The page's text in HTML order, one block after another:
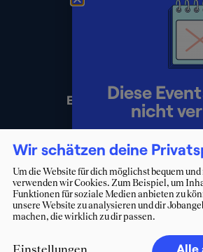
Presse
Impressum
Datenschutz
Erklärung zur
Wir schätzen deine
Um die Website für dich möglichst bequem
verwenden wir Cookies. Zum Beispiel, um
Funktionen für soziale Medien anbieten zu
unsere Website zu analysieren und dir
machen, die wirklich zu dir passen.
Einstellungen Alle
Diese
nicht
Lerne
kennen und
Zum